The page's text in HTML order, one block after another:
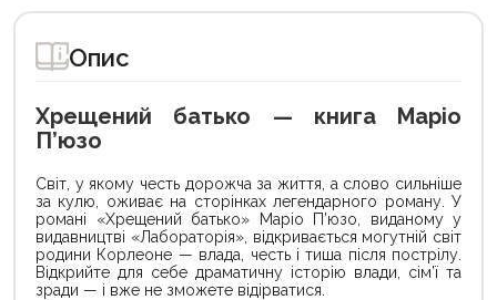
Опис
Хрещений батько — книга Маріо
П’юзо
Світ, у якому честь дорожча за життя, а слово сильніше
за кулю, оживає на сторінках легендарного роману. У
романі «Хрещений батько» Маріо П’юзо, виданому у
видавництві «Лабораторія», відкривається могутній світ
родини Корлеоне — влада, честь і тиша після пострілу.
Відкрийте для себе драматичну історію влади, сім’ї та
зради — і вже не зможете відірватися.